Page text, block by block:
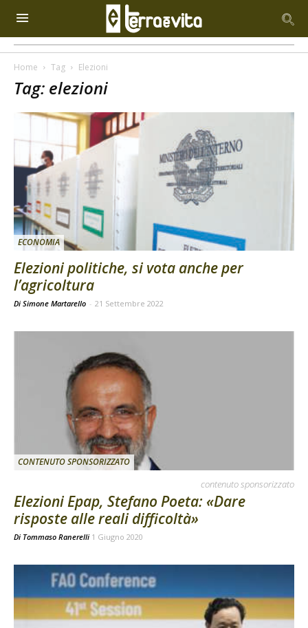
Home Tag Elezioni
Tag: elezioni
ECONOMIA
Elezioni politiche, si vota anche per
l’agricoltura
Di Simone Martarello - 21 Settembre 2022
CONTENUTO SPONSORIZZATO
contenuto sponsorizzato
Elezioni Epap, Stefano Poeta: «Dare
risposte alle reali difficoltà»
Di Tommaso Ranerelli 1 Giugno 2020